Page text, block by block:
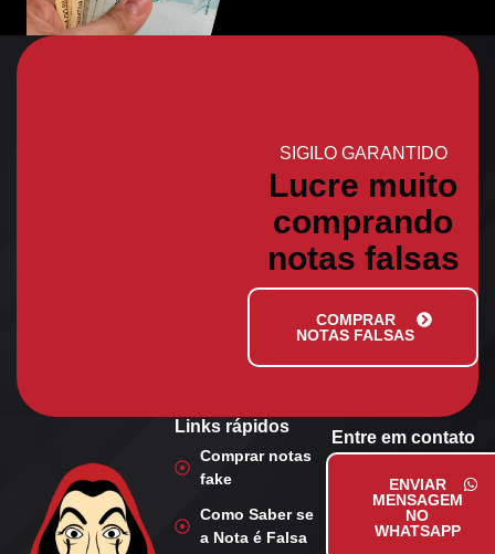
SIGILO GARANTIDO
Lucre muito
comprando
notas falsas
COMPRAR
NOTAS FALSAS
Links rápidos
Comprar notas
fake
Como Saber se
a Nota é Falsa
Entre em contato
ENVIAR
MENSAGEM
NO
WHATSAPP